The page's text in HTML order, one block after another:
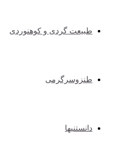
طبیعت گردی و کوهنوردی
طنزوسرگرمی
دانستنیها